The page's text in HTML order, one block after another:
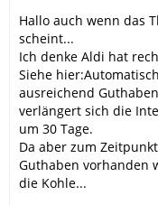
Hallo auch wenn das
scheint...
Ich denke Aldi hat
Siehe
ausreichend
verlängert sich die
um 30 Tage.
Da aber zum
Guthaben vorhanden
die Kohle...